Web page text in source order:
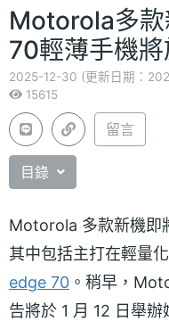
Motorola多
70輕薄手機
2025-12-30 (更新日期：
15615
留言
目錄
Motorola 多款新機即
其中包括主打在輕量
edge 70 。稍早，
告將於 1 月 12 日舉